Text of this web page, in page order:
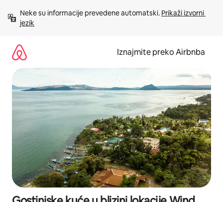
sadržaj
Neke su informacije prevedene automatski. Prikaži izvorni
jezik
Iznajmite preko Airbnba